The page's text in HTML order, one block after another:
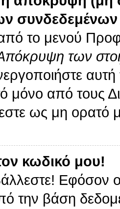
από το μενού
των
μόνο από τους
ως μη ορατό
κωδικό μου!
Εφόσον
την βάση